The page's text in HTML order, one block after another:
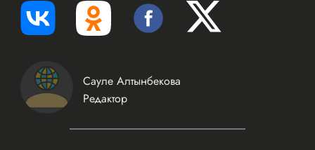
Сауле Алтынбекова
Редактор